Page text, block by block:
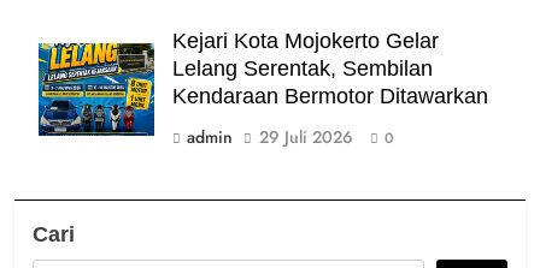
Kejari Kota Mojokerto Gelar
Lelang Serentak, Sembilan
Kendaraan Bermotor Ditawarkan
admin
29 Juli 2026 0
Cari